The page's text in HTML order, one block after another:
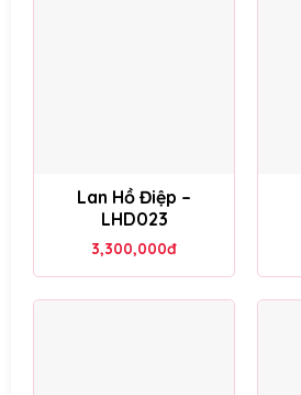
Lan Hồ Điệp –
LHD023
3,300,000đ